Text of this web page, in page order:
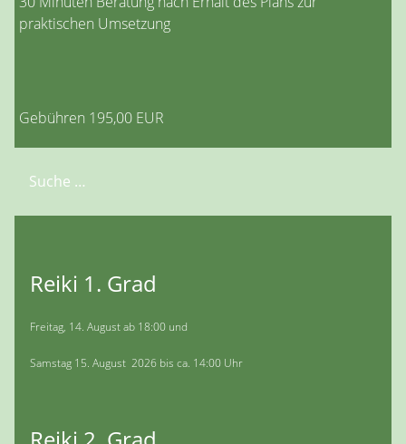
praktischen Umsetzung
Gebühren 195,00 EUR
Suchen
Reiki 1. Grad
Freitag, 14. August ab 18:00 und
Samstag 15. August 2026 bis ca. 14:00 Uhr